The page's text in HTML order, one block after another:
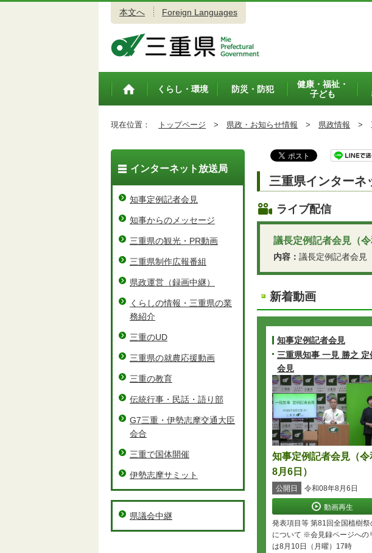
本文へ Foreign Languages
トップペ
くらし・環境 防災・防犯
健康・福祉・
子ども
現在位置： トップページ > 県政・お知らせ情報 > 県政情報 >
三重県インターネ
ライブ配信
議長定例記者会見（令
内容： 議長定例記者会見
新着動画
知事定例記者会見
三重県知事 一見 勝之 定
会見
知事定例記者会見（令
8月6日）
公開日 令和08年8月6日
動画再生
発表項目等 第81回全国植樹祭
について ※会見録ページへの
は8月10日（月曜）17時
インターネット放送局
知事定例記者会見
知事からのメッセージ
三重県の観光・PR動画
三重県制作広報番組
県政運営（録画中継）
くらしの情報・三重県の業
務紹介
三重のUD
三重県の就農応援動画
三重の教育
伝統行事・民話・語り部
G7三重・伊勢志摩交通大臣
会合
三重で国体開催
伊勢志摩サミット
県議会中継